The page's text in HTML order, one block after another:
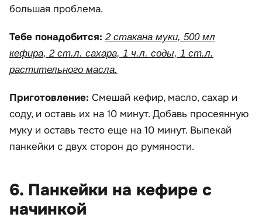
большая проблема.
Тебе понадобится: 2 стакана муки, 500 мл
кефира, 2 ст.л. сахара, 1 ч.л. соды, 1 ст.л.
растительного масла.
Приготовление: Смешай кефир, масло, сахар и
соду, и оставь их на 10 минут. Добавь просеянную
муку и оставь тесто еще на 10 минут. Выпекай
панкейки с двух сторон до румяности.
6. Панкейки на кефире с
начинкой